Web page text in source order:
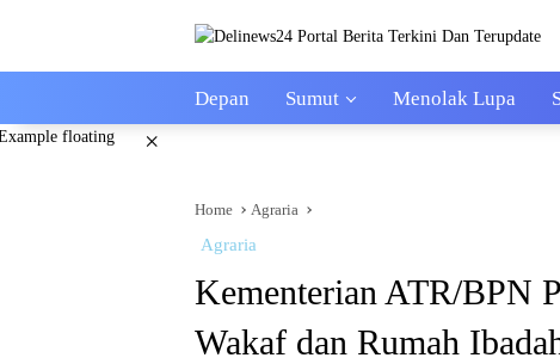
Depan Sumut Menolak Lupa
×
Home Agraria
Agraria
Kementerian ATR/BPN
Wakaf dan Rumah